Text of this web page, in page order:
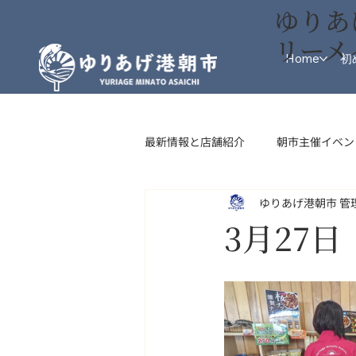
Home 初
ゆり
リー
最新情報と店舗紹介 朝市主催イベ
インフォメーション フード・
3月27日
ゆりあげ港朝市 管